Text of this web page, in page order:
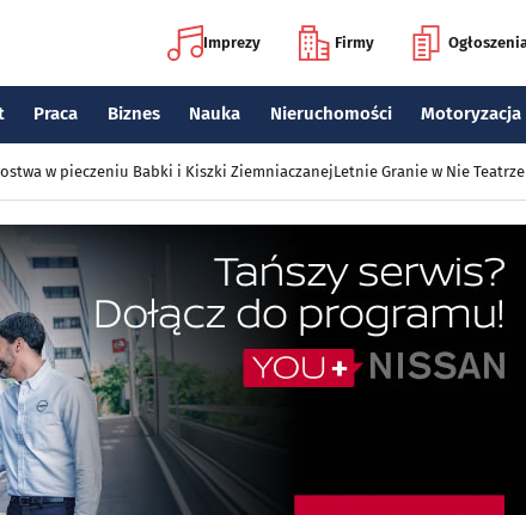
Imprezy Firmy
Praca Biznes Nauka Nieruchomości Motoryzacja
w pieczeniu Babki i Kiszki ZiemniaczanejLetnie Granie w Nie Teatrze